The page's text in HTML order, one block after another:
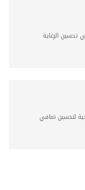
تحسين الرعاية
لتحسين تعافي